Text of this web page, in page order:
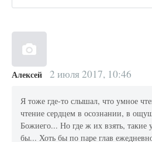
Алексей 2 июля 2017, 10:46
Я тоже где-то слышал, что умное
чтение сердцем в осознании, в
Божиего... Но где ж их взять, такие
бы... Хоть бы по паре глав